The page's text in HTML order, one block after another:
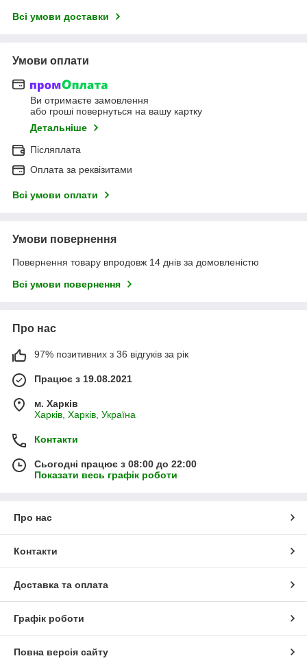
Всі умови доставки
Умови оплати
Ви отримаєте замовлення
або гроші повернуться на вашу картку
Детальніше
Післяплата
Оплата за реквізитами
Всі умови оплати
Умови повернення
Повернення товару впродовж 14 днів за домовленістю
Всі умови повернення
Про нас
97% позитивних з 36 відгуків за рік
Працює з 19.08.2021
м. Харків
Харків, Харків, Україна
Контакти
Сьогодні працює з 08:00 до 22:00
Показати весь графік роботи
Про нас
Контакти
Доставка та оплата
Графік роботи
Повна версія сайту